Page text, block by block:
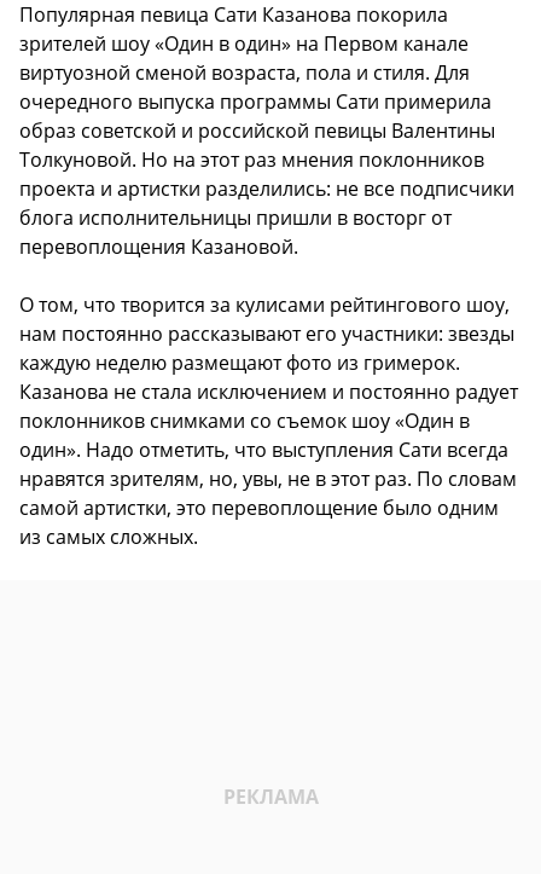
Популярная певица Сати Казанова покорила
зрителей шоу «Один в один» на Первом канале
виртуозной сменой возраста, пола и стиля. Для
очередного выпуска программы Сати примерила
образ советской и российской певицы Валентины
Толкуновой. Но на этот раз мнения поклонников
проекта и артистки разделились: не все подписчики
блога исполнительницы пришли в восторг от
перевоплощения Казановой.
О том, что творится за кулисами рейтингового шоу,
нам постоянно рассказывают его участники: звезды
каждую неделю размещают фото из гримерок.
Казанова не стала исключением и постоянно радует
поклонников снимками со съемок шоу «Один в
один». Надо отметить, что выступления Сати всегда
нравятся зрителям, но, увы, не в этот раз. По словам
самой артистки, это перевоплощение было одним
из самых сложных.